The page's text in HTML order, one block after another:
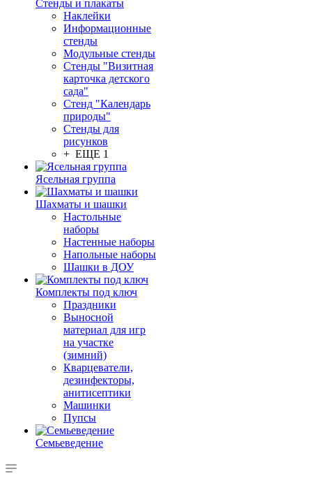
Стенды и плакаты
Наклейки
Информационные
стенды
Модульные стенды
Стенды "Визитная
карточка детского
сада"
Стенд "Календарь
природы"
Стенды для
рисунков
+ ЕЩЕ 1
Ясельная группа
Шахматы и шашки
Настольные
наборы
Настенные наборы
Напольные наборы
Шашки в ДОУ
Комплекты под ключ
Праздники
Выносной
материал для игр
на участке
(зимний)
Кварцеватели,
дезинфекторы,
анитисептики
Машинки
Пупсы
Семьеведение